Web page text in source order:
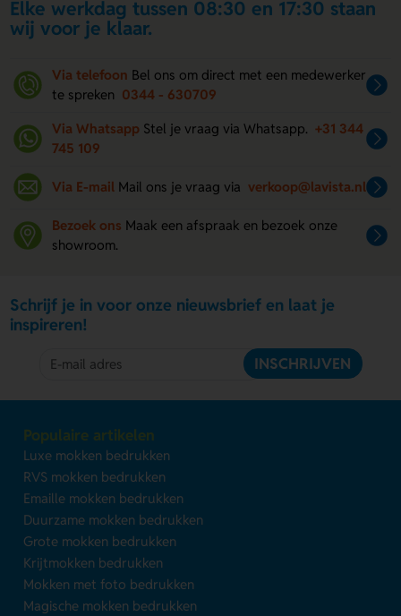
Elke werkdag tussen 08:30 en 17:30 staan
wij voor je klaar.
Via telefoon Bel ons om direct met een medewerker
te spreken 0344 - 630709
Via Whatsapp Stel je vraag via Whatsapp. +31 344
745 109
Via E-mail Mail ons je vraag via verkoop@lavista.nl
Bezoek ons Maak een afspraak en bezoek onze
showroom.
Schrijf je in voor onze nieuwsbrief en laat je
inspireren!
INSCHRIJVEN
Populaire artikelen
Luxe mokken bedrukken
RVS mokken bedrukken
Emaille mokken bedrukken
Duurzame mokken bedrukken
Grote mokken bedrukken
Krijtmokken bedrukken
Mokken met foto bedrukken
Magische mokken bedrukken